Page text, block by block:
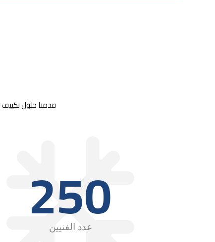
قدمنا حلول تكييف
عدد الفنيين
250